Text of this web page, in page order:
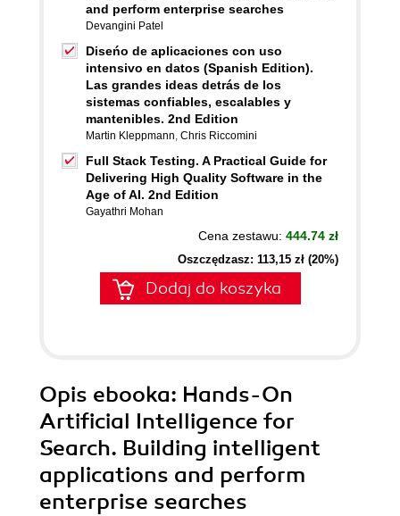
and perform enterprise searches
Devangini Patel
Diseńo de aplicaciones con uso
intensivo en datos (Spanish Edition).
Las grandes ideas detrás de los
sistemas confiables, escalables y
mantenibles. 2nd Edition
Martin Kleppmann, Chris Riccomini
Full Stack Testing. A Practical Guide for
Delivering High Quality Software in the
Age of AI. 2nd Edition
Gayathri Mohan
Cena zestawu: 444.74 zł
Oszczędzasz: 113,15 zł (20%)
Dodaj do koszyka
Opis ebooka: Hands-On
Artificial Intelligence for
Search. Building intelligent
applications and perform
enterprise searches